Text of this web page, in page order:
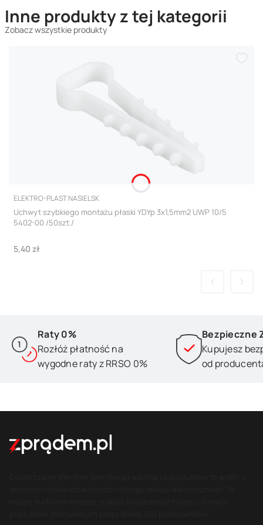
Inne produkty z tej kategorii
Zobacz wszystkie produkty
PRODUCENT
ELEKTRO-PLAST NASIELSK
Uchwyt szybkiego montażu płaski YDYp 3x1,5mm2 UWP 10/5
5402-00 /50szt./
Cena
5,40 zł
Raty 0%
Rozłóż płatność na
wygodne raty z RRSO 0%
Bezpieczne
Kupujesz
od